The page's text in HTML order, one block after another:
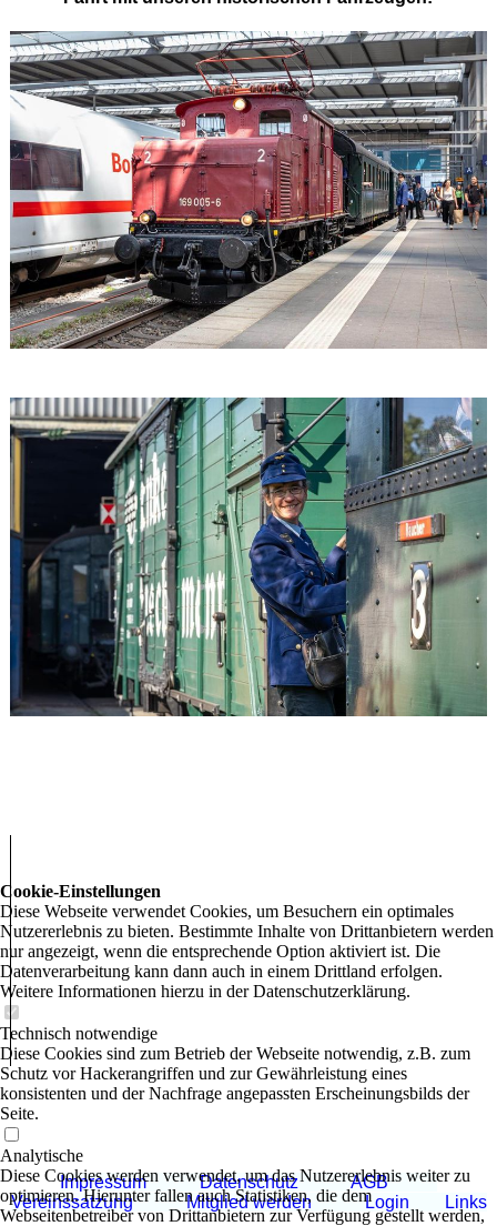
Impressum Datenschutz
AGB
Vereinssatzung
Mitglied werden Login Links
Cookie-Einstellungen
Diese Webseite verwendet Cookies, um Besuchern ein optimales
Nutzererlebnis zu bieten. Bestimmte Inhalte von Drittanbietern werden
nur angezeigt, wenn die entsprechende Option aktiviert ist. Die
Datenverarbeitung kann dann auch in einem Drittland erfolgen.
Weitere Informationen hierzu in der Datenschutzerklärung.
Technisch notwendige
Diese Cookies sind zum Betrieb der Webseite notwendig, z.B. zum
Schutz vor Hackerangriffen und zur Gewährleistung eines
konsistenten und der Nachfrage angepassten Erscheinungsbilds der
Seite.
Analytische
Diese Cookies werden verwendet, um das Nutzererlebnis weiter zu
optimieren. Hierunter fallen auch Statistiken, die dem
Webseitenbetreiber von Drittanbietern zur Verfügung gestellt werden,